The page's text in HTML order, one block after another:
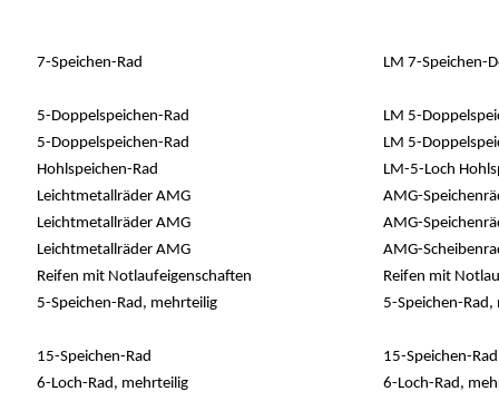
7-Speichen-Rad LM 7-Speichen-
5-Doppelspeichen-Rad
LM 5-
5-Doppelspeichen-Rad
LM 5-
Hohlspeichen-Rad
LM-5-Loch
Leichtmetallräder AMG
AMG-
Leichtmetallräder AMG
AMG-
Leichtmetallräder AMG
AMG-
Reifen mit Notlaufeigenschaften
Reifen mit
5-Speichen-Rad, mehrteilig
5-Speichen-
15-Speichen-Rad
15-Speichen-Rad
6-Loch-Rad, mehrteilig
6-Loch-Rad,